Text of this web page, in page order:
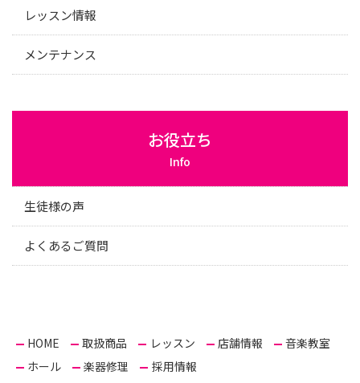
レッスン情報
メンテナンス
お役立ち
Info
生徒様の声
よくあるご質問
HOME 取扱商品 レッスン 店舗情報
音楽教室
ホール
楽器修理 採用情報